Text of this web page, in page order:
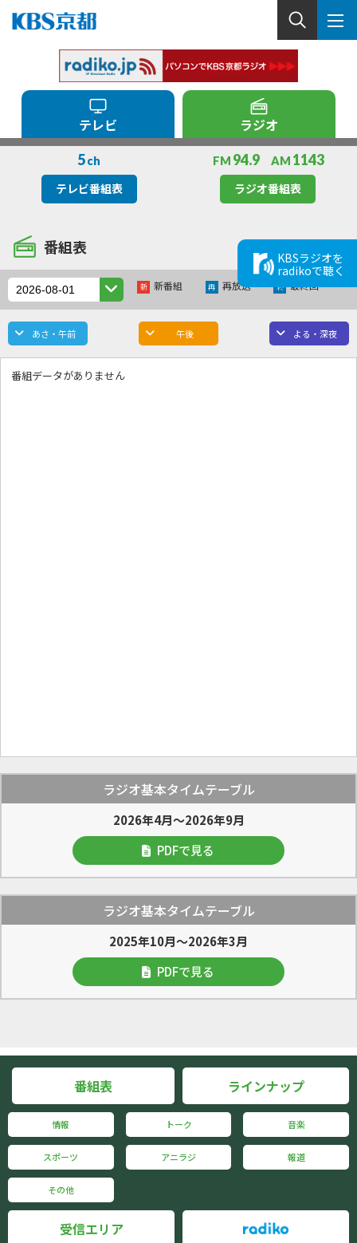
テレビ ラジオ
5 ch
テレビ番組表
FM 94.9 AM 1143
ラジオ番組表
KBSラジオを
radikoで聴く
番組表
新 新番組 再 再放送 終 最終回
あさ・午前 午後 よる・深夜
番組データがありません
ラジオ基本タイムテーブル
2026年4月～2026年9月
PDFで見る
ラジオ基本タイムテーブル
2025年10月～2026年3月
PDFで見る
番組表 ラインナップ
情報 トーク 音楽
スポーツ アニラジ 報道
その他
受信エリア